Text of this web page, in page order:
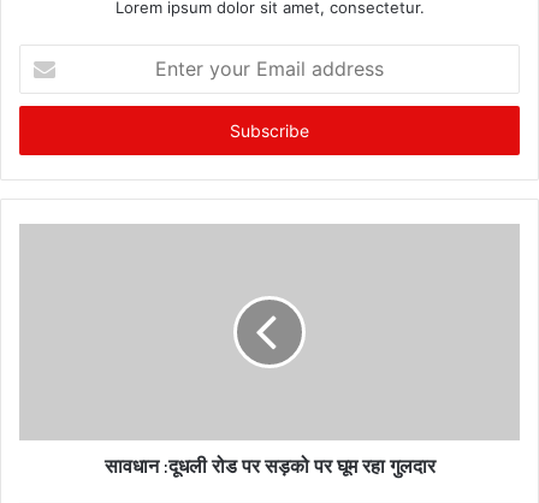
Lorem ipsum dolor sit amet, consectetur.
t
r
y
सावधान :दूधली रोड पर सड़को पर घूम रहा गुलदार